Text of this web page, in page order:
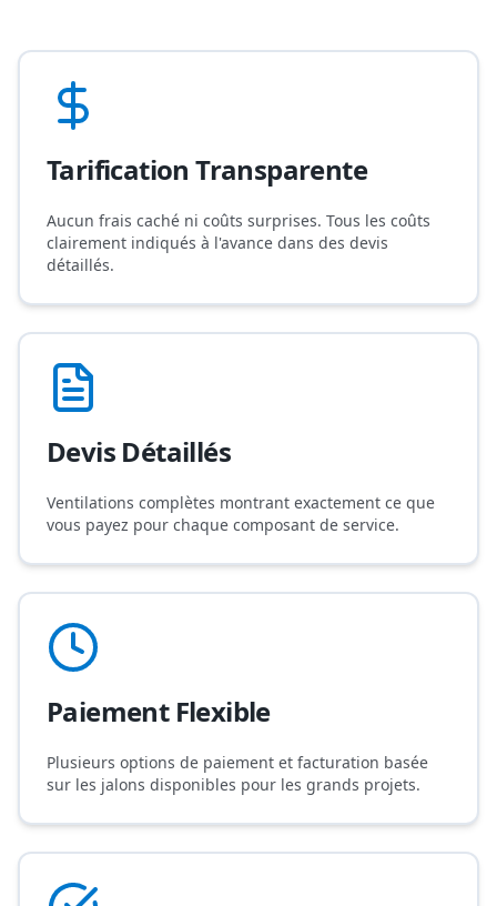
Tarification Transparente
Aucun frais caché ni coûts surprises. Tous les coûts
clairement indiqués à l'avance dans des devis
détaillés.
Devis Détaillés
Ventilations complètes montrant exactement ce que
vous payez pour chaque composant de service.
Paiement Flexible
Plusieurs options de paiement et facturation basée
sur les jalons disponibles pour les grands projets.